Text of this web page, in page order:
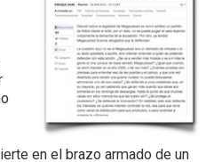
en el brazo armado de un